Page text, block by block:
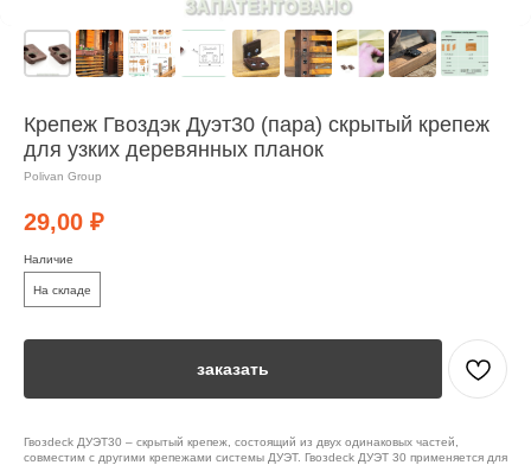
Крепеж Гвоздэк Дуэт30 (пара) скрытый крепеж
для узких деревянных планок
Polivan Group
29,00 ₽
Наличие
На складе
заказать
Гвозdeck ДУЭТ30 – скрытый крепеж, состоящий из двух одинаковых частей,
совместим с другими крепежами системы ДУЭТ. Гвозdeck ДУЭТ 30 применяется для